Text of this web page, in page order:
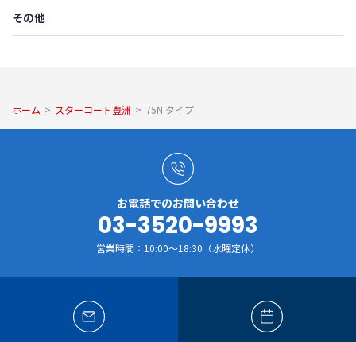
その他
ホーム > スターコート豊洲 > 75N タイプ
お電話でのお問い合わせ
03-3520-9993
営業時間：10:00～18:30（水曜定休）